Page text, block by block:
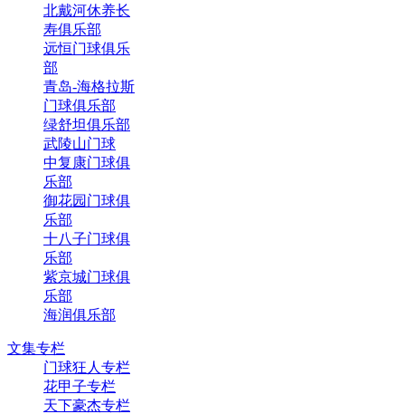
北戴河休养长
寿俱乐部
远恒门球俱乐
部
青岛-海格拉斯
门球俱乐部
绿舒坦俱乐部
武陵山门球
中复康门球俱
乐部
御花园门球俱
乐部
十八子门球俱
乐部
紫京城门球俱
乐部
海润俱乐部
文集专栏
门球狂人专栏
花甲子专栏
天下豪杰专栏